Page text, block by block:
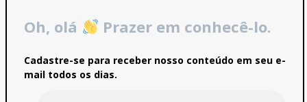
Oh, olá Prazer em conhecê-lo.
Cadastre-se para receber nosso conteúdo em seu e-
mail todos os dias.